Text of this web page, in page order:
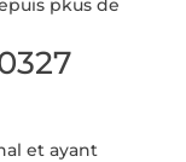
pkus de
et ayant